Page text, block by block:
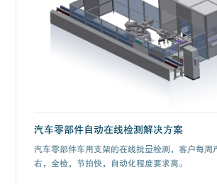
汽车零部件自动在线检测解决方案
汽车零部件车用支架的在线批量检测，客户每周
右，全检，节拍快，自动化程度要求高。